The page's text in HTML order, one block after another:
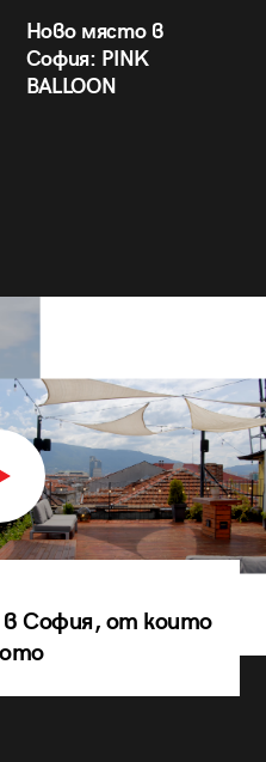
Ново място в
София: PINK
BALLOON
в София, от които